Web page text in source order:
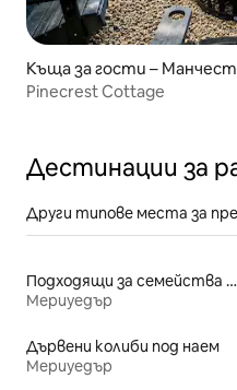
Къща за гости –
Pinecrest Cottage
Дестинации за
Други типове места за
Подходящи за семейства места под наем
Мериуедър
Дървени колиби под наем
Мериуедър